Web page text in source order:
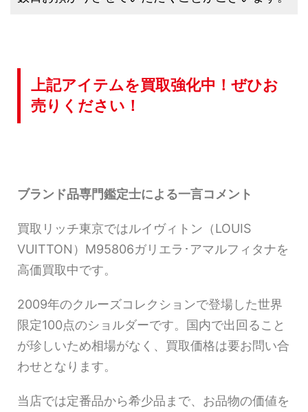
上記アイテムを買取強化中！ぜひお
売りください！
ブランド品専門鑑定士による一言コメント
買取リッチ東京ではルイヴィトン（LOUIS
VUITTON）M95806ガリエラ･アマルフィタナを
高価買取中です。
2009年のクルーズコレクションで登場した世界
限定100点のショルダーです。国内で出回ること
が珍しいため相場がなく、買取価格は要お問い合
わせとなります。
当店では定番品から希少品まで、お品物の価値を